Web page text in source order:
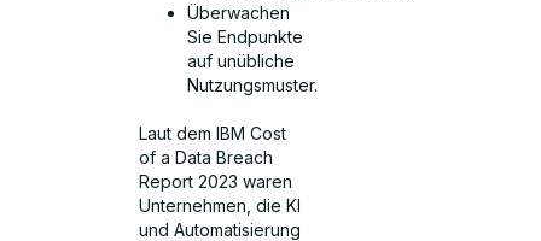
Überwachen
Sie Endpunkte
auf unübliche
Nutzungsmuster.
Laut dem IBM Cost
of a Data Breach
Report 2023 waren
Unternehmen, die KI
und Automatisierung